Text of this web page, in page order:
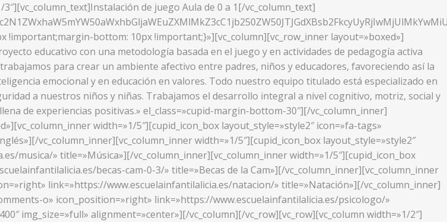
de juego Aula de 0 a 1[/vc_column_text]
!important;margin-bottom: 10px !important;}»][vc_column][vc_row_inner layout=»boxed»]
educativo con una metodología basada en el juego y en actividades de pedagogía activa
para crear un ambiente afectivo entre padres, niños y educadores, favoreciendo así la
emocional y en educación en valores. Todo nuestro equipo titulado está especializado en
a nuestros niños y niñas. Trabajamos el desarrollo integral a nivel cognitivo, motriz, social y
de experiencias positivas.» el_class=»cupid-margin-bottom-30″][/vc_column_inner]
width=»1/5″][cupid_icon_box layout_style=»style2″ icon=»fa-tags»
vc_column_inner][vc_column_inner width=»1/5″][cupid_icon_box layout_style=»style2″
musica/» title=»Música»][/vc_column_inner][vc_column_inner width=»1/5″][cupid_icon_box
becas-cam-0-3/» title=»Becas de la Cam»][/vc_column_inner][vc_column_inner
link=»https://www.escuelainfantilalicia.es/natacion/» title=»Natación»][/vc_column_inner]
o» icon_position=»right» link=»https://www.escuelainfantilalicia.es/psicologo/»
img_size=»full» alignment=»center»][/vc_column][/vc_row][vc_row][vc_column width=»1/2″]